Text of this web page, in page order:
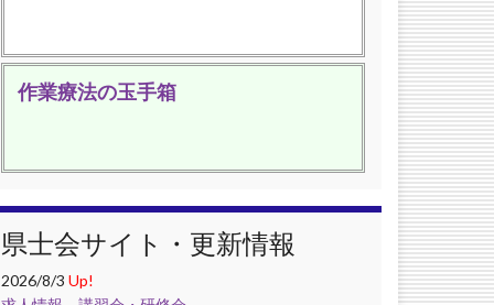
作業療法の玉手箱
県士会サイト・更新情報
2026/8/3 Up!